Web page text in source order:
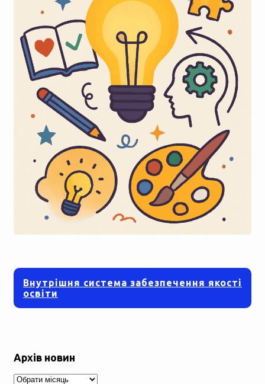
Внутрішня система забезпечення якості
освіти
Архів новин
Архів